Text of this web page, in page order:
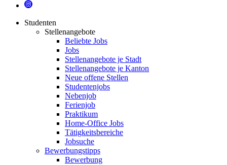
Studenten
Stellenangebote
Beliebte Jobs
Jobs
Stellenangebote je Stadt
Stellenangebote je Kanton
Neue offene Stellen
Studentenjobs
Nebenjob
Ferienjob
Praktikum
Home-Office Jobs
Tätigkeitsbereiche
Jobsuche
Bewerbungstipps
Bewerbung